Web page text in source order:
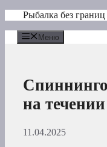
Перейти
содержимому
Рыбалка без границ
Меню
на течении
11.04.2025